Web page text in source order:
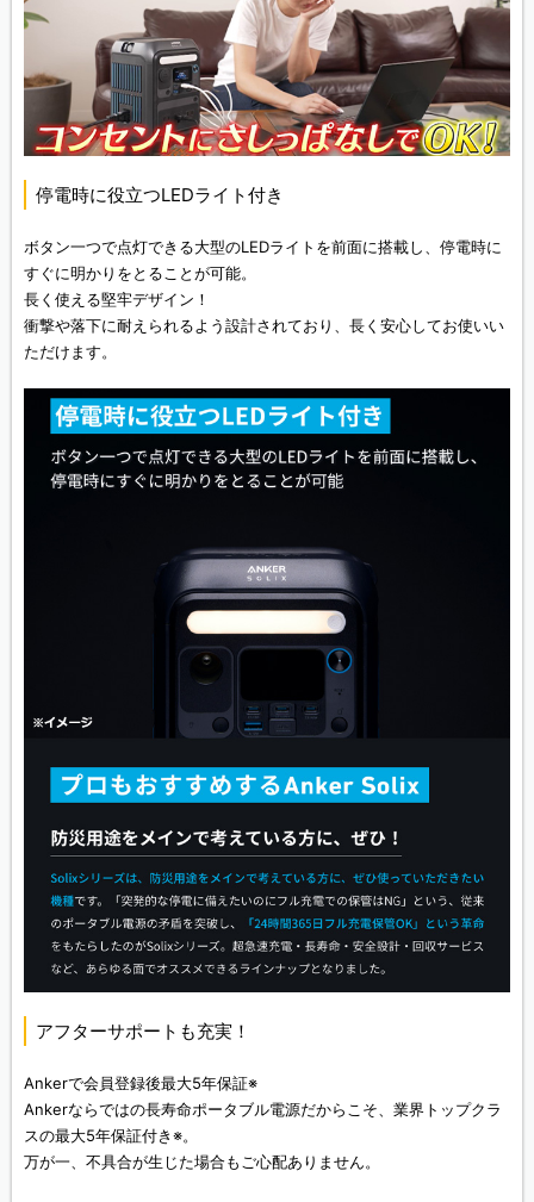
停電時に役立つLEDライト付き
ボタン一つで点灯できる大型のLEDライトを前面に搭載し、停電時に
すぐに明かりをとることが可能。
長く使える堅牢デザイン！
衝撃や落下に耐えられるよう設計されており、長く安心してお使いい
ただけます。
アフターサポートも充実！
Ankerで会員登録後最大5年保証※
Ankerならではの長寿命ポータブル電源だからこそ、業界トップクラ
スの最大5年保証付き※。
万が一、不具合が生じた場合もご心配ありません。